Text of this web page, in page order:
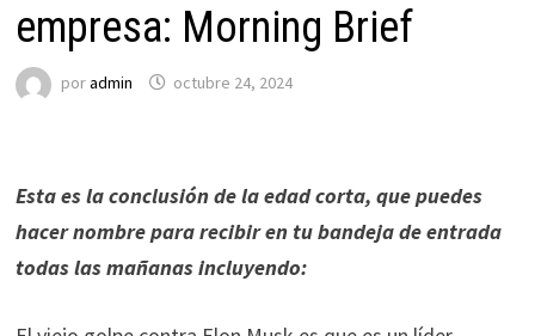
empresa: Morning Brief
poradmin octubre 24, 2024
Esta es la conclusión de la edad corta, que puedes
hacernombrepara recibir en tu bandeja de entrada
todas las mañanas incluyendo: